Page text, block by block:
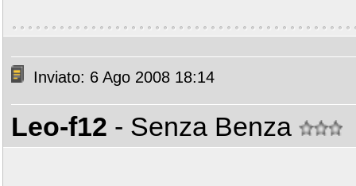
Inviato: 6 Ago 2008 18:14
Leo-f12 - Senza Benza